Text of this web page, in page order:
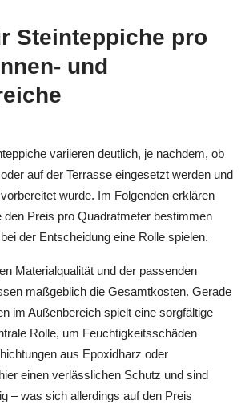
Steinteppiche pro
und
variieren deutlich, je nachdem, ob
auf der Terrasse eingesetzt werden und
wurde. Im Folgenden erklären
den Preis pro Quadratmeter bestimmen
der Entscheidung eine Rolle spielen.
Materialqualität und der passenden
maßgeblich die Gesamtkosten. Gerade
im Außenbereich spielt eine sorgfältige
Rolle, um Feuchtigkeitsschäden
aus Epoxidharz oder
einen verlässlichen Schutz und sind
– was sich allerdings auf den Preis